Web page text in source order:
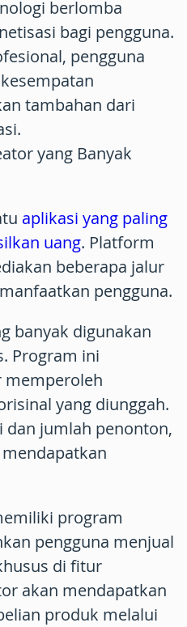
berlomba
bagi pengguna.
pengguna
tambahan dari
yang Banyak
aplikasi yang paling
uang. Platform
beberapa jalur
pengguna.
banyak digunakan
Program ini
yang diunggah.
dan jumlah penonton,
program
pengguna menjual
di fitur
akan mendapatkan
produk melalui